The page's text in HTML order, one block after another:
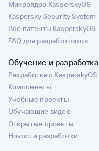
Микроядро KasperskyOS
Kaspersky Security System
Все патенты KasperskyOS
FAQ для разработчиков
Обучение и разработка
Разработка с KasperskyOS
Компоненты
Учебные проекты
Обучающие видео
Открытые проекты
Новости разработки